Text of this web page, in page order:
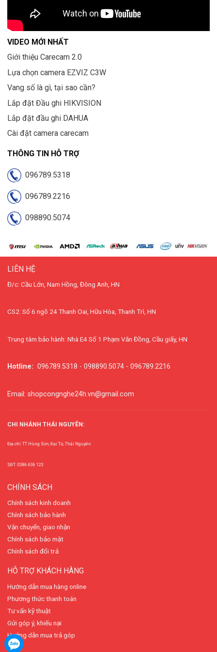
VIDEO MỚI NHẤT
Giới thiệu Carecam 2.0
Lựa chọn camera EZVIZ C3W
Vang số là gì, tại sao cần?
Lắp đặt Đầu ghi HIKVISION
Lắp đặt đầu ghi DAHUA
Cài đặt camera carecam
THÔNG TIN HỖ TRỢ
096789.5318
096789.2216
098890.5074
LIÊN HỆ
Đ/c: Cầu Lớn, Nam Hồng, Đông Anh, HN
CS2: Số 6 ngõ 24 Thanh Oai, Hữu Hòa, Thanh Trì, HN
Trung tâm bảo hành: Nhà E4 Số 1 Phạm Văn Đồng, Cầu giấy, HN
Hotline: 096789.5318 - 098890.5074 - 096789.2216
Email: shopcongnghe24h.vn@gmail.com
CHI NHÁNH THÁI NGUYÊN:
Địa chỉ: TT Hùng Sơn, Đại Từ, Thái Nguyên
SĐT: 0386 636 123
CHÍNH SÁCH
Chính sách kinh doanh
Chính sách bảo hành
Vận chuyển, giao nhận
Chính sách bảo mật
Chính sách đổi trả
HỖ TRỢ KHÁCH HÀNG
Hướng dẫn mua hàng online
Phương thức thanh toán
Tư vấn kỹ thuật
Gửi góp ý, khiếu nại
Hướng dẫn mua trả góp